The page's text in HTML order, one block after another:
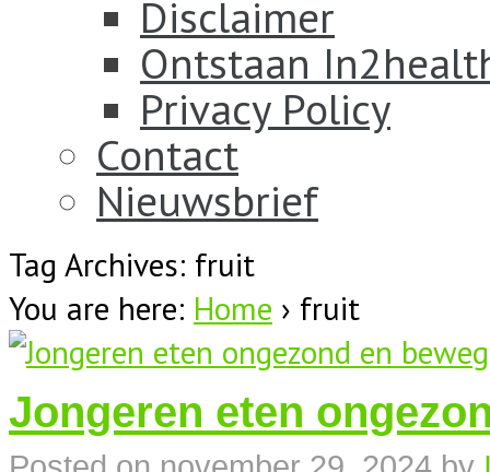
Disclaimer
Ontstaan
Privacy Policy
Contact
Nieuwsbrief
Tag Archives: fruit
You are here: Home › fruit
Jongeren eten